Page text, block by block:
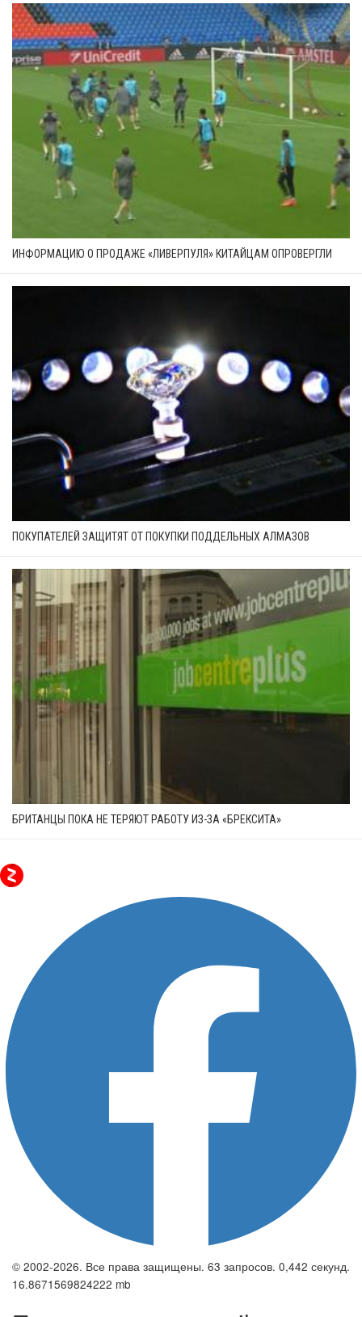
ИНФОРМАЦИЮ О ПРОДАЖЕ «ЛИВЕРПУЛЯ» КИТАЙЦАМ ОПРОВЕРГЛИ
ПОКУПАТЕЛЕЙ ЗАЩИТЯТ ОТ ПОКУПКИ ПОДДЕЛЬНЫХ АЛМАЗОВ
БРИТАНЦЫ ПОКА НЕ ТЕРЯЮТ РАБОТУ ИЗ-ЗА «БРЕКСИТА»
© 2002-2026. Все права защищены. 63 запросов. 0,442 секунд.
16.8671569824222 mb